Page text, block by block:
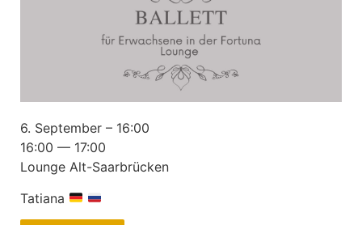
6. September – 16:00
16:00 — 17:00
Lounge Alt-Saarbrücken
Tatiana